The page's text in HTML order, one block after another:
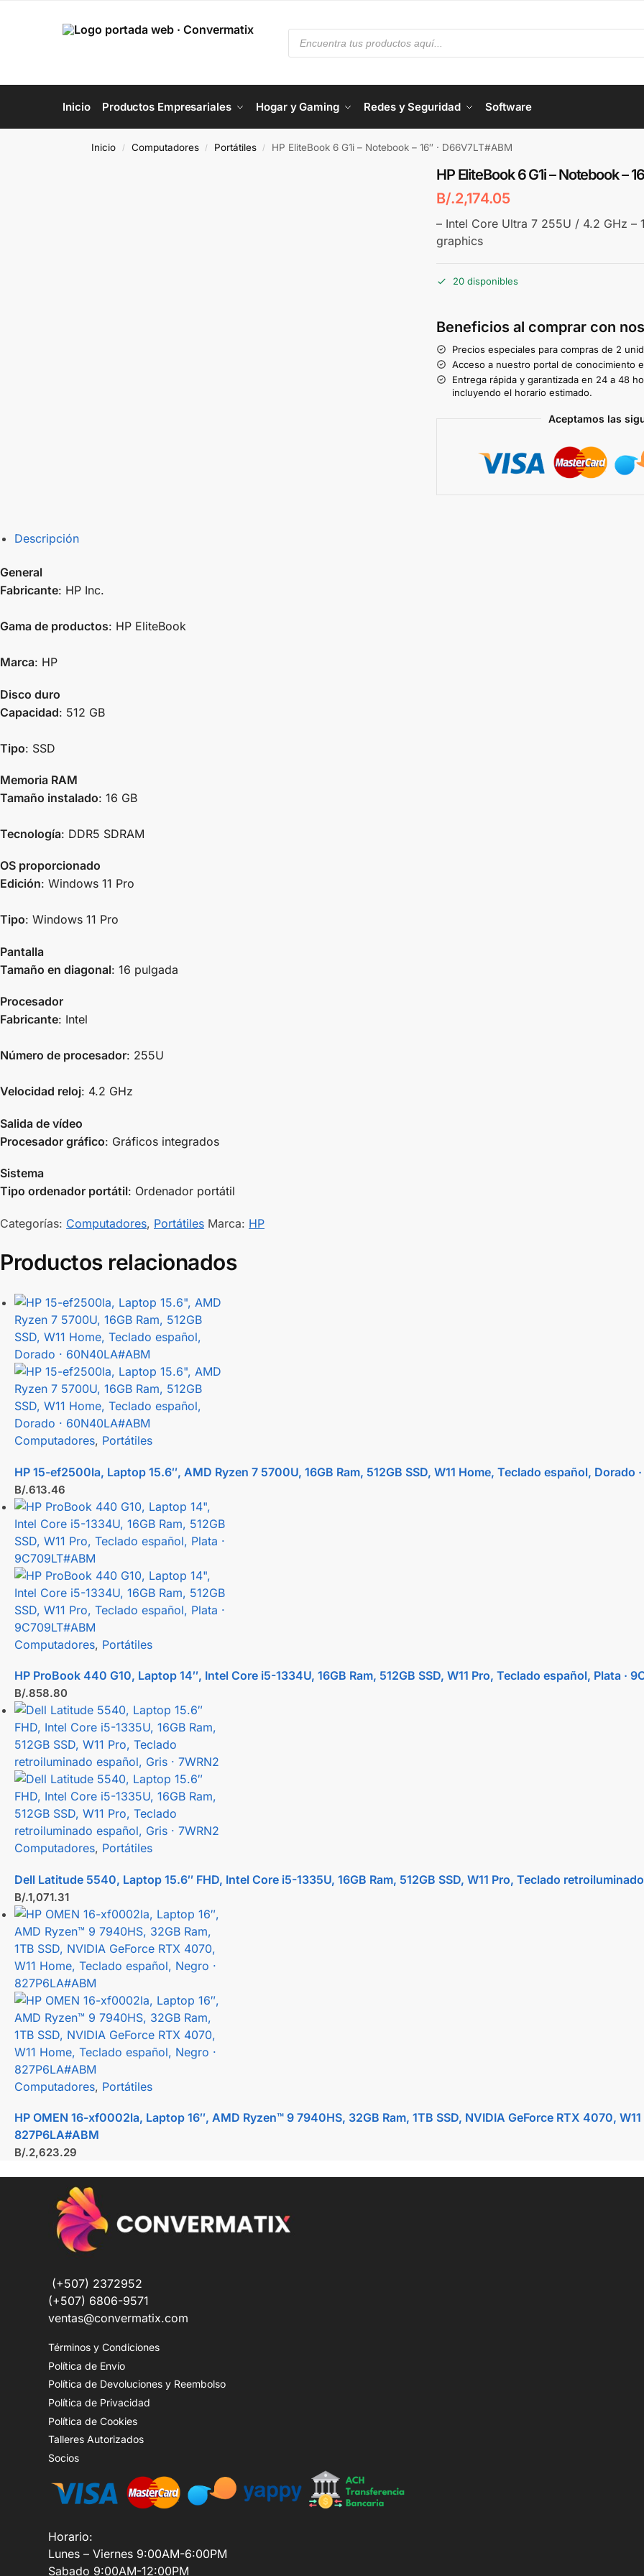
Inicio Productos Empresariales Hogar y Gaming Redes y Seguridad Software
Inicio / Computadores / Portátiles / HP EliteBook 6 G1i – Notebook – 16″ · D66V7LT#ABM
HP EliteBook 6 G1i – Notebook –
B/.2,174.05
– Intel Core Ultra 7 255U / 4.2 GHz –
graphics
20 disponibles
Beneficios al comprar con
Precios especiales para compras de 2
Acceso a nuestro portal de conocimiento
Entrega rápida y garantizada en 24 a 48
incluyendo el horario estimado.
Aceptamos las
Descripción
General
Fabricante: HP Inc.
Gama de productos: HP EliteBook
Marca: HP
Disco duro
Capacidad: 512 GB
Tipo: SSD
Memoria RAM
Tamaño instalado: 16 GB
Tecnología: DDR5 SDRAM
OS proporcionado
Edición: Windows 11 Pro
Tipo: Windows 11 Pro
Pantalla
Tamaño en diagonal: 16 pulgada
Procesador
Fabricante: Intel
Número de procesador: 255U
Velocidad reloj: 4.2 GHz
Salida de vídeo
Procesador gráfico: Gráficos integrados
Sistema
Tipo ordenador portátil: Ordenador portátil
Categorías: Computadores, Portátiles Marca: HP
Productos relacionados
Computadores, Portátiles
HP 15-ef2500la, Laptop 15.6″, AMD Ryzen 7 5700U, 16GB Ram, 512GB SSD, W11 Home, Teclado español, Dorado
B/.613.46
Computadores, Portátiles
HP ProBook 440 G10, Laptop 14″, Intel Core i5-1334U, 16GB Ram, 512GB SSD, W11 Pro, Teclado español, Plata ·
B/.858.80
Computadores, Portátiles
Dell Latitude 5540, Laptop 15.6″ FHD, Intel Core i5-1335U, 16GB Ram, 512GB SSD, W11 Pro, Teclado
B/.1,071.31
Computadores, Portátiles
HP OMEN 16-xf0002la, Laptop 16″, AMD Ryzen™ 9 7940HS, 32GB Ram, 1TB SSD, NVIDIA GeForce RTX 4070,
827P6LA#ABM
B/.2,623.29
(+507) 2372952
(+507) 6806-9571
ventas@convermatix.com
Términos y Condiciones
Política de Envío
Política de Devoluciones y Reembolso
Política de Privacidad
Política de Cookies
Talleres Autorizados
Socios
Horario:
Lunes – Viernes 9:00AM-6:00PM
Sabado 9:00AM-12:00PM